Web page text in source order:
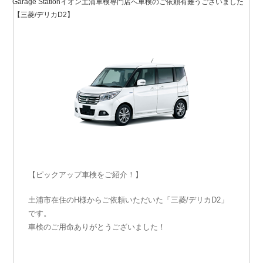
Garage Stationイオン土浦車検専門店へ車検のご依頼有難うございました
【三菱/デリカD2】
【ピックアップ車検をご紹介！】
土浦市在住のH様からご依頼いただいた「三菱/デリカD2」
です。
車検のご用命ありがとうございました！